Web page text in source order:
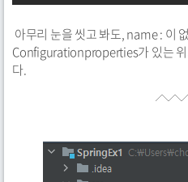
아무리 눈을 씻고 봐도, name : 이
Configurationproperties가 있는 위
다.